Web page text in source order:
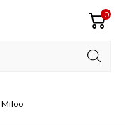
0
Miloo